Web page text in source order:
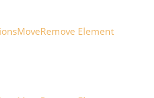
MoveRemove Element